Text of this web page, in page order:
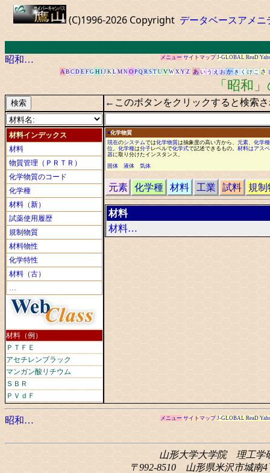
(C)1996-2026 Copyright データベースアメニ
昭和… メニュー サイトマップ J-GLOBAL ReaD
A B C D E F G H I J K L M N O P Q R S T U V W X Y Z あ い う え お か き く け こ さ
「昭和
←このボタンをクリックすると検索
材料インデックス
材料
物質管理（ＰＲＴＲ）
化学物質のコード
化学種
材料（新）
試薬使用履歴
規制物質
材料物性
化学特性
材料（古）
…
材料（例）
ＰＴＦＥ
アセチレンブラック
マンガン酸リチウム
ＳＢＲ
ＰＶｄＦ
●化学物質
現在のシステムでは化学物質は抽象度の高い方から 、 元素、 化学種
位 。 化学種は分子レベルで化学式で記述できるもの。 材料は アス
器に取り分けた インスタンス 。
固体
液体 気体
元素 化学種 材料 工業 試料 規制
材料
材料…
昭和… メニュー サイトマップ J-GLOBAL ReaD
山形大学大学院 理工学
〒992-8510 山形県米沢市城南4